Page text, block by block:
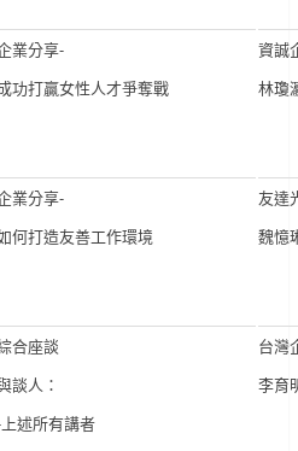
業分享-
功打贏女性人才爭奪戰
資誠
林瓊
業分享-
何打造友善工作環境
友達
魏憶
合座談
談人：
述所有講者
台灣
李育